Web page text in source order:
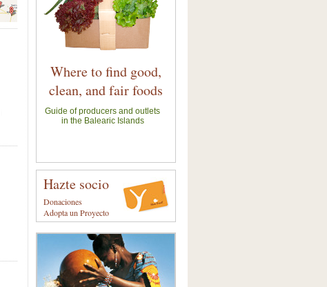
Where to find good,
clean, and fair foods
Guide of producers and outlets
in the Balearic Islands
Hazte socio
Donaciones
Adopta un Proyecto